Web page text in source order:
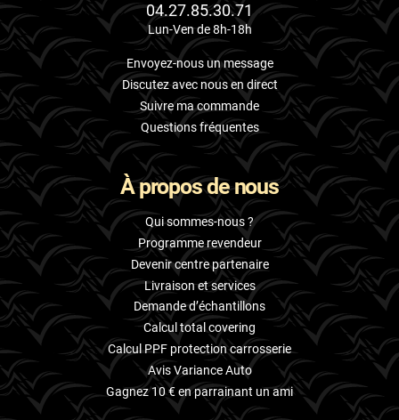
04.27.85.30.71
Lun-Ven de 8h-18h
Envoyez-nous un message
Discutez avec nous en direct
Suivre ma commande
Questions fréquentes
À propos de nous
Qui sommes-nous ?
Programme revendeur
Devenir centre partenaire
Livraison et services
Demande d’échantillons
Calcul total covering
Calcul PPF protection carrosserie
Avis Variance Auto
Gagnez 10 € en parrainant un ami